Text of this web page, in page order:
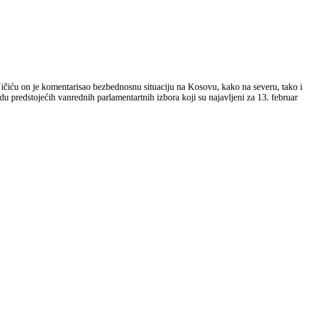
on je komentarisao bezbednosnu situaciju na Kosovu, kako na severu, tako i
predstojećih vanrednih parlamentartnih izbora koji su najavljeni za 13. februar